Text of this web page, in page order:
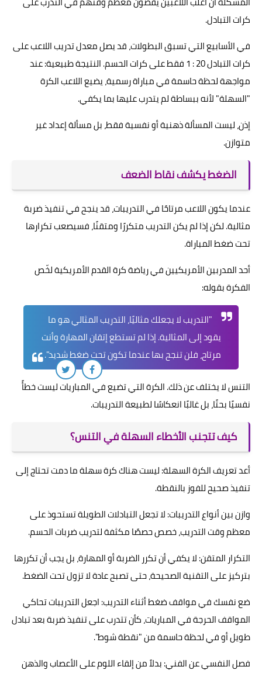
كرات التبادل.
في الأسابيع التي تسبق البطولات، قد يصل معدل تدريب اللاعب على
كرات التبادل 20 : 1 فقط على كرات الحسم. النتيجة طبيعية: عند
مواجهة لحظة حاسمة في مباراة رسمية، يضيع اللاعب الكرة
"السهلة" لأنه ببساطة لم يتدرب عليها بما يكفي.
إذن، ليست المسألة ذهنية أو نفسية فقط، بل مسألة إعداد غير
متوازن.
الضغط يكشف نقاط الضعف
عندما يكون اللاعب مرتاحًا في التدريبات، قد ينجح في تنفيذ ضربة
مثالية. لكن إذا لم يكن التدريب متكررًا ومتقنًا، فسيصعب تكرارها
تحت ضغط المباراة.
أحد المدربين الأمريكيين في رياضة كرة القدم الأمريكية لخّص
الفكرة بقوله:
"التدريب لا يجعلك مثاليًا، التدريب المثالي هو ما
يقود إلى المثالية. إذا لم تستطع إتقان المهارة وأنت
مرتاح، فلن تنجح بها عندما تكون تحت ضغط شديد".
التنس لا يختلف عن ذلك. الكرة التي تضيع في المباريات ليست خطأً
نفسيًا بحتًا، بل غالبًا انعكاسًا لطبيعة التدريبات.
كيف تتجنب الأخطاء السهلة في التنس؟
أعد تعريف الكرة السهلة: ليست هناك كرة سهلة ما دمت تحتاج إلى
تنفيذ صحيح للفوز بالنقطة.
وازن بين أنواع التدريبات: لا تجعل التبادلات الطويلة تستحوذ على
معظم وقت التدريب، خصص حصصًا مكثفة لتدريب ضربات الحسم.
التكرار المتقن: لا يكفي أن تكرر الضربة أو المهارة، بل يجب أن تكررها
بتركيز على التقنية الصحيحة، حتى تصبح عادة لا تزول تحت الضغط.
ضع نفسك في مواقف ضغط أثناء التدريب: اجعل التدريبات تحاكي
المواقف الحرجة في المباريات، كأن تتدرب على تنفيذ ضربة بعد تبادل
طويل أو في لحظة حاسمة من "نقطة شوط".
فصل النفسي عن الفني: بدلاً من إلقاء اللوم على الأعصاب والذهن